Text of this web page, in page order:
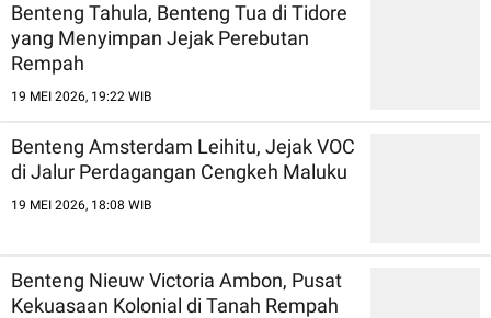
Benteng Tahula, Benteng Tua di Tidore
yang Menyimpan Jejak Perebutan
Rempah
19 MEI 2026, 19:22 WIB
Benteng Amsterdam Leihitu, Jejak VOC
di Jalur Perdagangan Cengkeh Maluku
19 MEI 2026, 18:08 WIB
Benteng Nieuw Victoria Ambon, Pusat
Kekuasaan Kolonial di Tanah Rempah